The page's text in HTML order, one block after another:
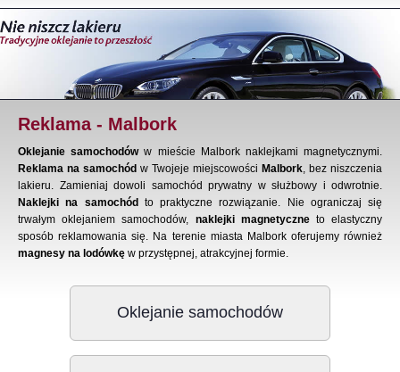
Reklama - Malbork
Oklejanie samochodóww mieście Malbork naklejkami magnetycznymi.
Reklama na samochód w Twojeje miejscowości Malbork, bez niszczenia
lakieru. Zamieniaj dowoli samochód prywatny w służbowy i odwrotnie.
Naklejki na samochód
to praktyczne rozwiązanie. Nie ograniczaj się
trwałym oklejaniem samochodów, naklejki magnetyczneto elastyczny
sposób reklamowania się. Na terenie miasta Malbork oferujemy również
magnesy na lodówkę w przystępnej, atrakcyjnej formie.
Oklejanie samochodów